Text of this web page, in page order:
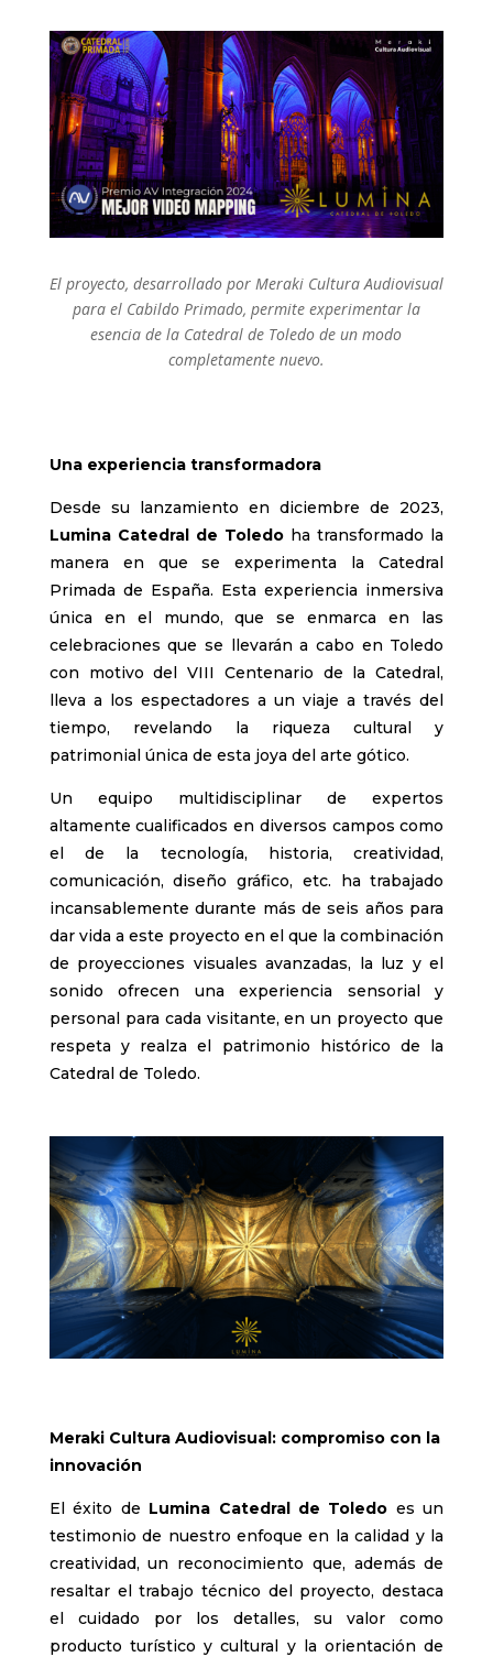
El proyecto, desarrollado por Meraki Cultura Audiovisual
para el Cabildo Primado, permite experimentar la
esencia de la Catedral de Toledo de un modo
completamente nuevo.
Una experiencia transformadora
Desde su lanzamiento en diciembre de 2023,
Lumina Catedral de Toledo ha transformado la
manera en que se experimenta la Catedral
Primada de España. Esta experiencia inmersiva
única en el mundo, que se enmarca en las
celebraciones que se llevarán a cabo en Toledo
con motivo del VIII Centenario de la Catedral,
lleva a los espectadores a un viaje a través del
tiempo, revelando la riqueza cultural y
patrimonial única de esta joya del arte gótico.
Un equipo multidisciplinar de expertos
altamente cualificados en diversos campos como
el de la tecnología, historia, creatividad,
comunicación, diseño gráfico, etc. ha trabajado
incansablemente durante más de seis años para
dar vida a este proyecto en el que la combinación
de proyecciones visuales avanzadas, la luz y el
sonido ofrecen una experiencia sensorial y
personal para cada visitante, en un proyecto que
respeta y realza el patrimonio histórico de la
Catedral de Toledo.
Meraki Cultura Audiovisual: compromiso con la
innovación
El éxito de Lumina Catedral de Toledo es un
testimonio de nuestro enfoque en la calidad y la
creatividad, un reconocimiento que, además de
resaltar el trabajo técnico del proyecto, destaca
el cuidado por los detalles, su valor como
producto turístico y cultural y la orientación de